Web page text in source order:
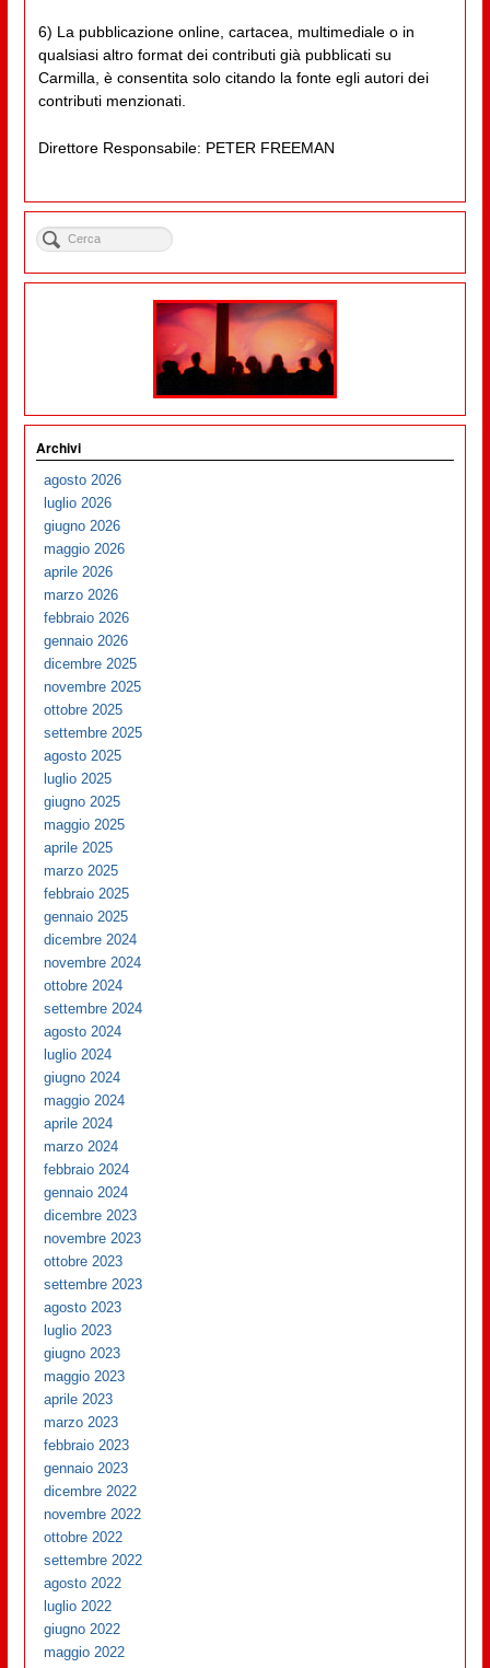
6) La pubblicazione online, cartacea, multimediale o in
qualsiasi altro format dei contributi già pubblicati su
Carmilla, è consentita solo citando la fonte egli autori dei
contributi menzionati.
Direttore Responsabile: PETER FREEMAN
Archivi
agosto 2026
luglio 2026
giugno 2026
maggio 2026
aprile 2026
marzo 2026
febbraio 2026
gennaio 2026
dicembre 2025
novembre 2025
ottobre 2025
settembre 2025
agosto 2025
luglio 2025
giugno 2025
maggio 2025
aprile 2025
marzo 2025
febbraio 2025
gennaio 2025
dicembre 2024
novembre 2024
ottobre 2024
settembre 2024
agosto 2024
luglio 2024
giugno 2024
maggio 2024
aprile 2024
marzo 2024
febbraio 2024
gennaio 2024
dicembre 2023
novembre 2023
ottobre 2023
settembre 2023
agosto 2023
luglio 2023
giugno 2023
maggio 2023
aprile 2023
marzo 2023
febbraio 2023
gennaio 2023
dicembre 2022
novembre 2022
ottobre 2022
settembre 2022
agosto 2022
luglio 2022
giugno 2022
maggio 2022